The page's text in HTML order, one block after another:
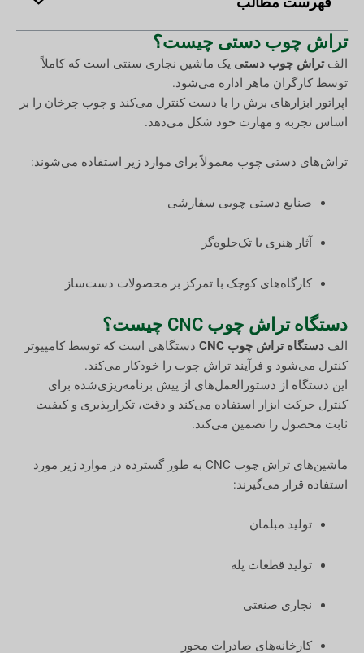
تراش چوب دستی چیست؟
الفتراش چوب دستی یک ماشین نجاری سنتی است که کاملاً
توسط کارگران ماهر اداره می‌شود.
اپراتور ابزارهای برش را با دست کنترل می‌کند و چوب چرخان را بر
اساس تجربه و مهارت خود شکل می‌دهد.
تراش‌های دستی چوب معمولاً برای موارد زیر استفاده می‌شوند:
صنایع دستی چوبی سفارشی
آثار هنری یا تک‌جلوه‌گر
کارگاه‌های کوچک با تمرکز بر محصولات دست‌ساز
دستگاه تراش چوب CNC چیست؟
الف دستگاه تراش چوب CNC
دستگاهی است که توسط کامپیوتر
کنترل می‌شود و فرآیند تراش چوب را خودکار می‌کند.
این دستگاه از دستورالعمل‌های از پیش برنامه‌ریزی‌شده برای
کنترل حرکت ابزار استفاده می‌کند و دقت، تکرارپذیری و کیفیت
ثابت محصول را تضمین می‌کند.
ماشین‌های تراش چوب CNC به طور گسترده در موارد زیر مورد
استفاده قرار می‌گیرند:
تولید مبلمان
تولید قطعات پله
نجاری صنعتی
کارخانه‌های صادرات محور